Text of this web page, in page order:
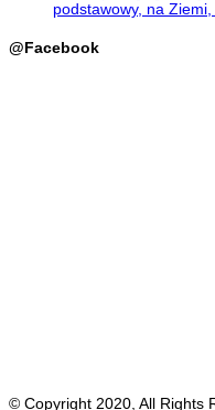
podstawowy, na Ziemi,
@Facebook
© Copyright 2020, All Rights